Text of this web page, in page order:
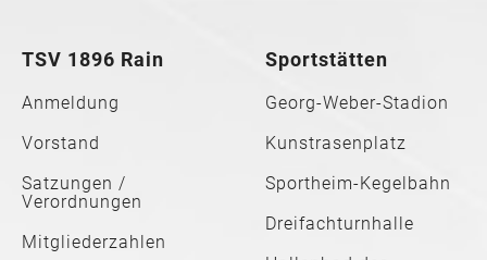
TSV 1896 Rain
Anmeldung
Vorstand
Satzungen /
Verordnungen
Mitgliederzahlen
Sportstätten
Georg-Weber-Stadion
Kunstrasenplatz
Sportheim-Kegelbahn
Dreifachturnhalle